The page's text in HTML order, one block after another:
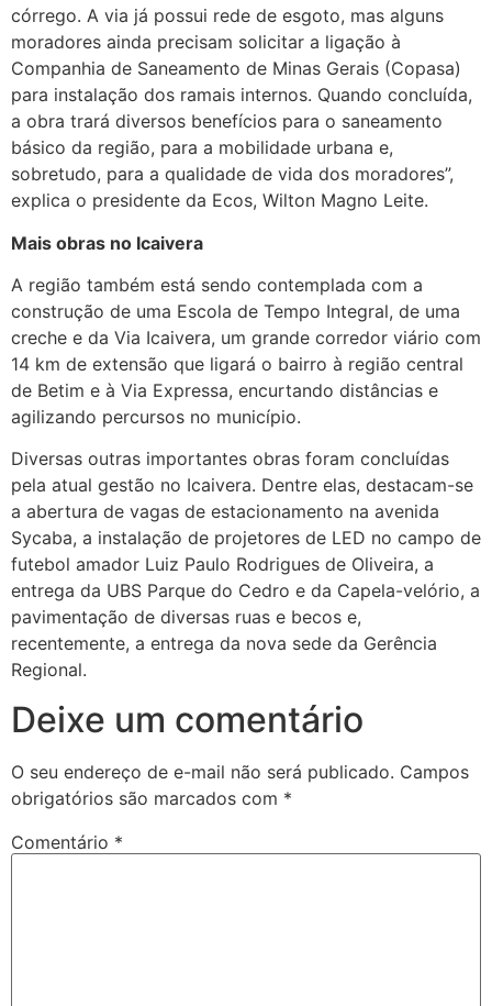
córrego. A via já possui rede de esgoto, mas alguns
moradores ainda precisam solicitar a ligação à
Companhia de Saneamento de Minas Gerais (Copasa)
para instalação dos ramais internos. Quando concluída,
a obra trará diversos benefícios para o saneamento
básico da região, para a mobilidade urbana e,
sobretudo, para a qualidade de vida dos moradores”,
explica o presidente da Ecos, Wilton Magno Leite.
Mais obras no Icaivera
A região também está sendo contemplada com a
construção de uma Escola de Tempo Integral, de uma
creche e da Via Icaivera, um grande corredor viário com
14 km de extensão que ligará o bairro à região central
de Betim e à Via Expressa, encurtando distâncias e
agilizando percursos no município.
Diversas outras importantes obras foram concluídas
pela atual gestão no Icaivera. Dentre elas, destacam-se
a abertura de vagas de estacionamento na avenida
Sycaba, a instalação de projetores de LED no campo de
futebol amador Luiz Paulo Rodrigues de Oliveira, a
entrega da UBS Parque do Cedro e da Capela-velório, a
pavimentação de diversas ruas e becos e,
recentemente, a entrega da nova sede da Gerência
Regional.
Deixe um comentário
O seu endereço de e-mail não será publicado. Campos
obrigatórios são marcados com *
Comentário *